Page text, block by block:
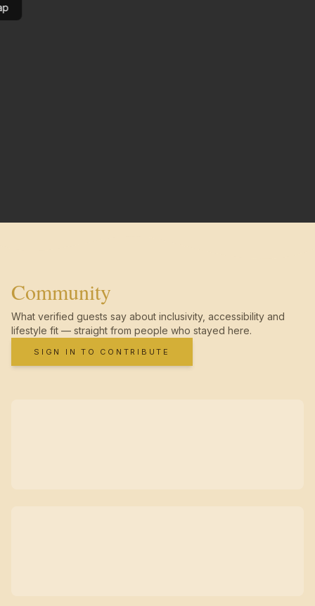
Community
What verified guests say about inclusivity, accessibility and
lifestyle fit — straight from people who stayed here.
SIGN IN TO CONTRIBUTE